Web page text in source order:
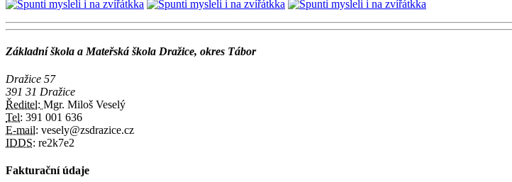
Základní škola a Mateřská škola Dražice, okres Tábor
Dražice 57
391 31 Dražice
Ředitel: Mgr. Miloš Veselý
Tel: 391 001 636
E-mail: vesely@zsdrazice.cz
IDDS: re2k7e2
Fakturační údaje